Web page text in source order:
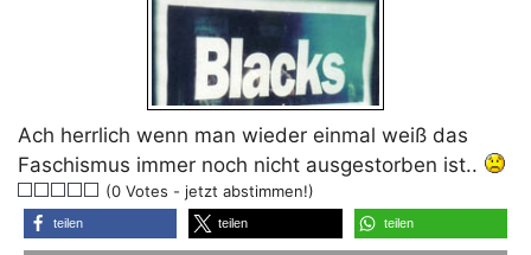
Ach herrlich wenn man wieder einmal weiß das
Faschismus immer noch nicht ausgestorben ist..
(0 Votes - jetzt abstimmen!)
teilen teilen teilen